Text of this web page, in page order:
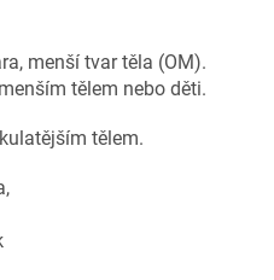
menší tvar těla (OM).
tělem nebo děti.
tělem.